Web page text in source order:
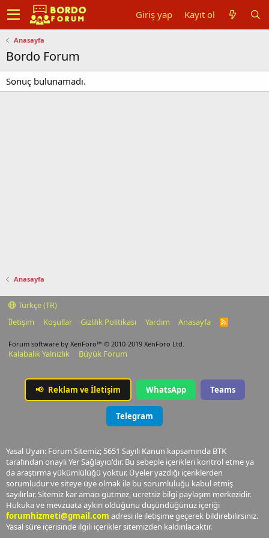
Giriş yap Kayıt ol
Anasayfa
Bordo Forum
Sonuç bulunamadı.
Anasayfa
Türkçe (TR)
İletişim
Koşullar Gizlilik Politikası Yardım Anasayfa
R
Forum software by XenForo™ © 2010-2019 XenForo Ltd.
Kalabalık Yalnızlık Büyük Forum
📢 Reklam ve İletişim WhatsApp Teams
Telegram
Yasal Uyarı: Forum Sitemiz; 5651 Sayılı Kanun kapsamında BTK
tarafından onaylı Yer Sağlayıcı'dır. Bu sebeple içerikleri kontrol etme ya
da araştırma yükümlülüğü yoktur. Üyeler yazdığı içeriklerden
sorumludur ve siteye üye olmak ile bu sorumluluğu kabul etmiş
sayılırlar. Sitemiz kar amacı gütmez, ücretsiz bilgi paylaşım merkezidir.
Hukuka ve mevzuata aykırı olduğunu düşündüğünüz içeriği
forumhizmeti@gmail.com adresi ile iletişime geçerek bildirebilirsiniz.
Yasal süre içerisinde ilgili içerikler sitemizden kaldırılacaktır.